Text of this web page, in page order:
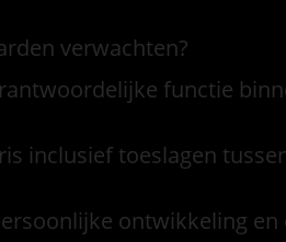
verwachten?
functie
inclusief toeslagen
ontwikkeling en